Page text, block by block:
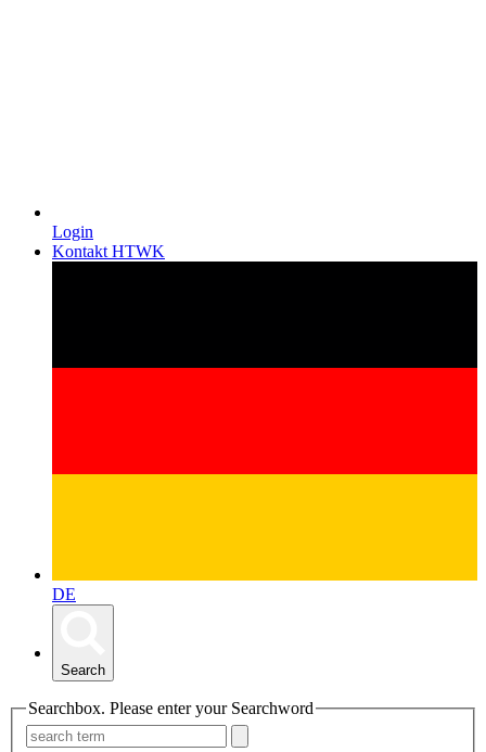
Login
Kontakt HTWK
DE
Search
Searchbox. Please enter your Searchword